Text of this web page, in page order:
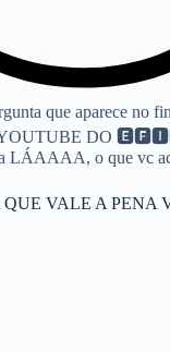
que aparece no
YOUTUBE DO
LÁAAAA, o que vc
VALE A PENA